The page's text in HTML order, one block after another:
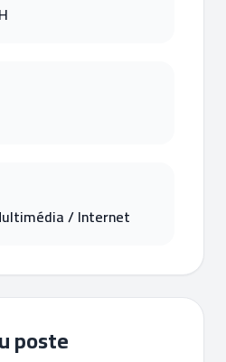
/ Internet
poste